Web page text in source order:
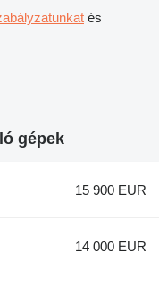
és
gépek
15 900 EUR
14 000 EUR